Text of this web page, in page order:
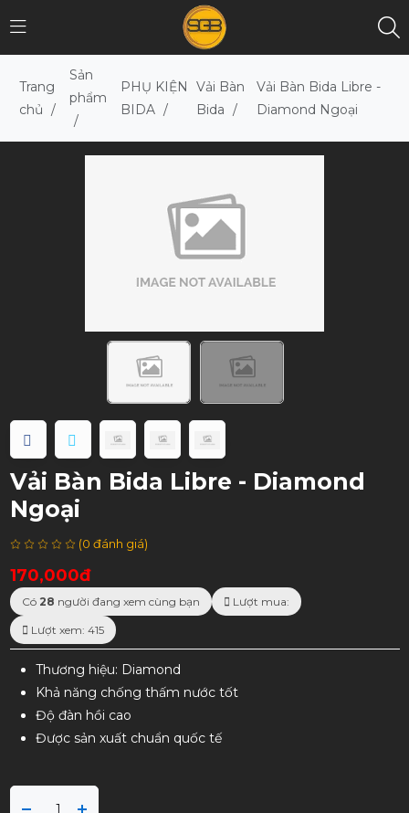
Trang
chủ /
Sản
phẩm
/
PHỤ KIỆN
BIDA /
Vải Bàn
Bida /
Vải Bàn Bida Libre -
Diamond Ngoại
Vải Bàn Bida Libre - Diamond
Ngoại
(0 đánh giá)
170,000đ
Có 28 người đang xem cùng bạn Lượt mua:
Lượt xem: 415
Thương hiệu: Diamond
Khả năng chống thấm nước tốt
Độ đàn hồi cao
Được sản xuất chuẩn quốc tế